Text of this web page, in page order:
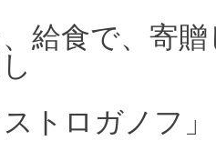
給食で、寄
トロガノフ